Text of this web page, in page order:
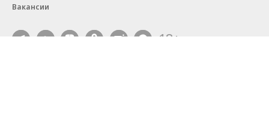
Вакансии
18+